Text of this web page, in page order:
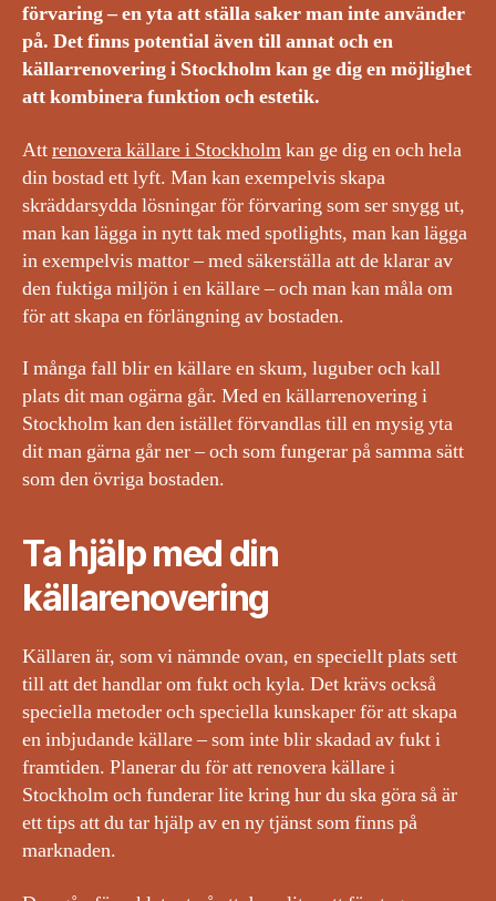
förvaring – en yta att ställa saker man inte använder
på. Det finns potential även till annat och en
källarrenovering i Stockholm kan ge dig en möjlighet
att kombinera funktion och estetik.
Attrenovera källare i Stockholmkan ge dig en och hela
din bostad ett lyft. Man kan exempelvis skapa
skräddarsydda lösningar för förvaring som ser snygg ut,
man kan lägga in nytt tak med spotlights, man kan lägga
in exempelvis mattor – med säkerställa att de klarar av
den fuktiga miljön i en källare – och man kan måla om
för att skapa en förlängning av bostaden.
I många fall blir en källare en skum, luguber och kall
plats dit man ogärna går. Med en källarrenovering i
Stockholm kan den istället förvandlas till en mysig yta
dit man gärna går ner – och som fungerar på samma sätt
som den övriga bostaden.
Ta hjälp med din
källarenovering
Källaren är, som vi nämnde ovan, en speciellt plats sett
till att det handlar om fukt och kyla. Det krävs också
speciella metoder och speciella kunskaper för att skapa
en inbjudande källare – som inte blir skadad av fukt i
framtiden. Planerar du för att renovera källare i
Stockholm och funderar lite kring hur du ska göra så är
ett tips att du tar hjälp av en ny tjänst som finns på
marknaden.